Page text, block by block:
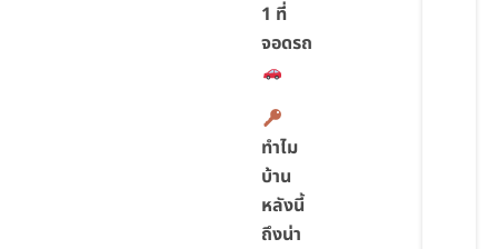
1 ที่
จอดรถ
ทำไม
บ้าน
หลังนี้
ถึงน่า